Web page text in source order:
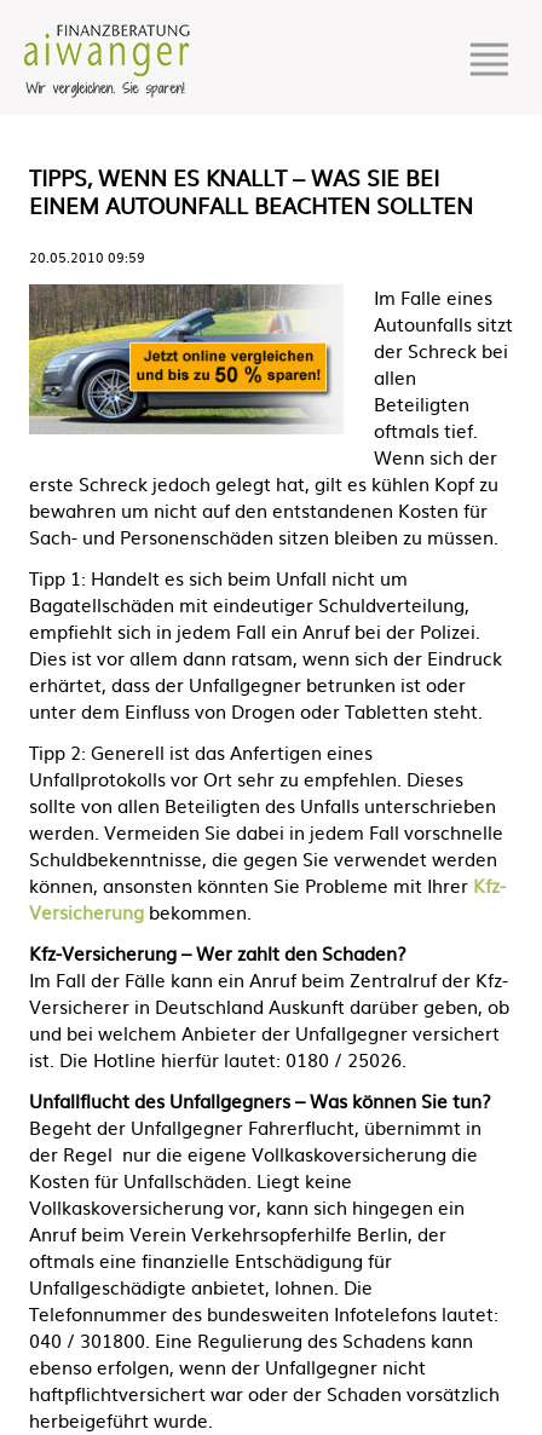
TIPPS, WENN ES KNALLT – WAS SIE BEI
EINEM AUTOUNFALL BEACHTEN SOLLTEN
20.05.2010 09:59
Im Falle eines
Autounfalls sitzt
der Schreck bei
allen
Beteiligten
oftmals tief.
Wenn sich der
erste Schreck jedoch gelegt hat, gilt es kühlen Kopf zu
bewahren um nicht auf den entstandenen Kosten für
Sach- und Personenschäden sitzen bleiben zu müssen.
Tipp 1: Handelt es sich beim Unfall nicht um
Bagatellschäden mit eindeutiger Schuldverteilung,
empfiehlt sich in jedem Fall ein Anruf bei der Polizei.
Dies ist vor allem dann ratsam, wenn sich der Eindruck
erhärtet, dass der Unfallgegner betrunken ist oder
unter dem Einfluss von Drogen oder Tabletten steht.
Tipp 2: Generell ist das Anfertigen eines
Unfallprotokolls vor Ort sehr zu empfehlen. Dieses
sollte von allen Beteiligten des Unfalls unterschrieben
werden. Vermeiden Sie dabei in jedem Fall vorschnelle
Schuldbekenntnisse, die gegen Sie verwendet werden
können, ansonsten könnten Sie Probleme mit Ihrer Kfz-
Versicherung bekommen.
Kfz-Versicherung– Wer zahlt den Schaden?
Im Fall der Fälle kann ein Anruf beim Zentralruf der Kfz-
Versicherer in Deutschland Auskunft darüber geben, ob
und bei welchem Anbieter der Unfallgegner versichert
ist. Die Hotline hierfür lautet: 0180 / 25026.
Unfallflucht des Unfallgegners – Was können Sie tun?
Begeht der Unfallgegner Fahrerflucht, übernimmt in
der Regel nur die eigene Vollkaskoversicherung die
Kosten für Unfallschäden. Liegt keine
Vollkaskoversicherung vor, kann sich hingegen ein
Anruf beim Verein Verkehrsopferhilfe Berlin, der
oftmals eine finanzielle Entschädigung für
Unfallgeschädigte anbietet, lohnen. Die
Telefonnummer des bundesweiten Infotelefons lautet:
040 / 301800. Eine Regulierung des Schadens kann
ebenso erfolgen, wenn der Unfallgegner nicht
haftpflichtversichert war oder der Schaden vorsätzlich
herbeigeführt wurde.